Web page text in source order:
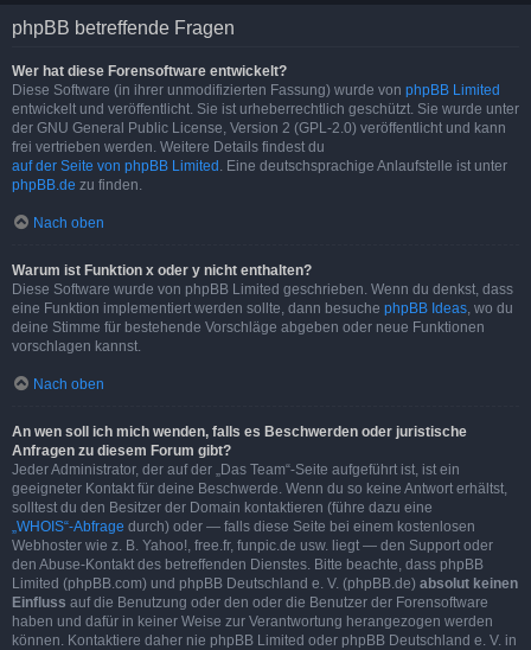
phpBB betreffende Fragen
Wer hat diese Forensoftware entwickelt?
Diese Software (in ihrer unmodifizierten Fassung) wurde von phpBB Limited
entwickelt und veröffentlicht. Sie ist urheberrechtlich geschützt. Sie wurde unter
der GNU General Public License, Version 2 (GPL-2.0) veröffentlicht und kann
frei vertrieben werden. Weitere Details findest du
auf der Seite von phpBB Limited . Eine deutschsprachige Anlaufstelle ist unter
phpBB.de zu finden.
Nach oben
Warum ist Funktion x oder y nicht enthalten?
Diese Software wurde von phpBB Limited geschrieben. Wenn du denkst, dass
eine Funktion implementiert werden sollte, dann besuche phpBB Ideas, wo du
deine Stimme für bestehende Vorschläge abgeben oder neue Funktionen
vorschlagen kannst.
Nach oben
An wen soll ich mich wenden, falls es Beschwerden oder juristische
Anfragen zu diesem Forum gibt?
Jeder Administrator, der auf der „Das Team“-Seite aufgeführt ist, ist ein
geeigneter Kontakt für deine Beschwerde. Wenn du so keine Antwort erhältst,
solltest du den Besitzer der Domain kontaktieren (führe dazu eine
„WHOIS“-Abfrage durch) oder — falls diese Seite bei einem kostenlosen
Webhoster wie z. B. Yahoo!, free.fr, funpic.de usw. liegt — den Support oder
den Abuse-Kontakt des betreffenden Dienstes. Bitte beachte, dass phpBB
Limited (phpBB.com) und phpBB Deutschland e. V. (phpBB.de) absolut keinen
Einfluss auf die Benutzung oder den oder die Benutzer der Forensoftware
haben und dafür in keiner Weise zur Verantwortung herangezogen werden
können. Kontaktiere daher nie phpBB Limited oder phpBB Deutschland e. V. in